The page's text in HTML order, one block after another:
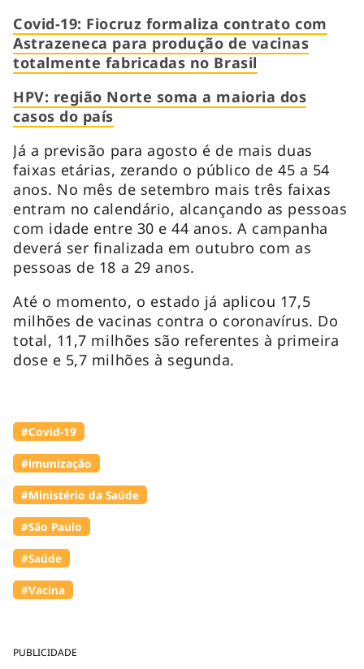
PUBLICIDADE
Covid-19: Fiocruz formaliza contrato com
Astrazeneca para produção de vacinas
totalmente fabricadas no Brasil
HPV: região Norte soma a maioria dos
casos do país
Já a previsão para agosto é de mais duas
faixas etárias, zerando o público de 45 a 54
anos. No mês de setembro mais três faixas
entram no calendário, alcançando as pessoas
com idade entre 30 e 44 anos. A campanha
deverá ser finalizada em outubro com as
pessoas de 18 a 29 anos.
Até o momento, o estado já aplicou 17,5
milhões de vacinas contra o coronavírus. Do
total, 11,7 milhões são referentes à primeira
dose e 5,7 milhões à segunda.
#Covid-19
#imunização
#Ministério da Saúde
#São Paulo
#Saúde
#Vacina